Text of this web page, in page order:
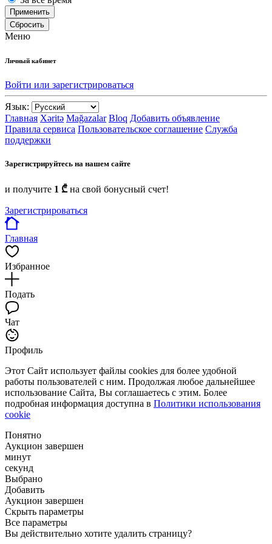
Применить
Сбросить
Меню
Личный кабинет
Войти или зарегистрироваться
Язык:
Главная Xəritə Mağazalar Bloq Добавить объявление
Правила сервиса Пользовательское соглашение Служба
поддержки
Зарегистрируйтесь на нашем сайте
и получите 1 ₾ на свой бонусный счет!
Зарегистрироваться
Главная
Избранное
Подать
Чат
Профиль
Этот Сайт использует файлы cookies для более удобной
работы пользователей с ним. Продолжая любое дальнейшее
использование Сайта, Вы соглашаетесь с этим. Более
подробная информация доступна в Политики использования
cookie
Понятно
Аукцион завершен
минут
секунд
Выбрано
Добавить
Аукцион завершен
Скрыть параметры
Все параметры
Вы действительно хотите удалить страницу?